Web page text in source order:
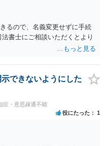
るので、名義変更せずに手続
書士にご相談いただくとより
できないようにした
症・意思疎通不能
役にたった 1